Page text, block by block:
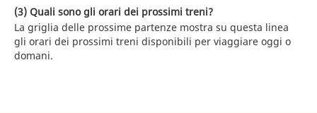
(3) Quali sono gli orari dei prossimi treni?
La griglia delle prossime partenze mostra su questa linea
gli orari dei prossimi treni disponibili per viaggiare oggi o
domani.